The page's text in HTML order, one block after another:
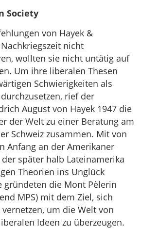
Society
von Hayek &
nicht
wollten sie nicht untätig auf
Um ihre liberalen Thesen
Schwierigkeiten als
rief der
August von Hayek 1947 die
der Welt zu einer Beratung am
Schweiz zusammen. Mit von
Anfang an der Amerikaner
später halb Lateinamerika
Theorien ins Unglück
gründeten die Mont Pèlerin
MPS) mit dem Ziel, sich
um die Welt von
Ideen zu überzeugen.